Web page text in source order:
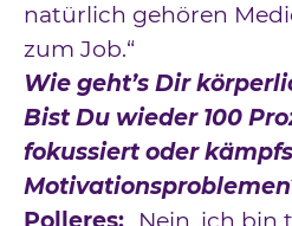
natürlich gehören
zum Job.“
Wie geht’s Dir
Bist Du wieder 100
fokussiert oder